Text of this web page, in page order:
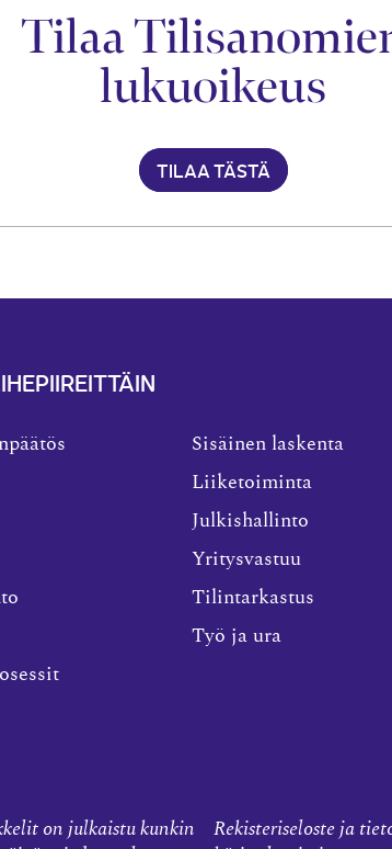
Tilaa
lukuoikeus
TILAA TÄSTÄ
Sisäinen laskenta
Liiketoiminta
Julkishallinto
Yritysvastuu
Tilintarkastus
Työ ja ura
on julkaistu kunkin
Rekisteriseloste ja